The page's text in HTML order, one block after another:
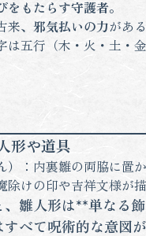
をもたらす守護者。
、 邪気払いの力があ
は五行（木・火・土・
形や道具
：内裏雛の両脇に置
除けの印や吉祥文様が
雛人形は**単なる
べて呪術的な意図